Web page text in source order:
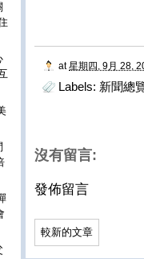
at 星期四, 9月 28,
Labels: 新聞總
沒有留言:
發佈留言
較新的文章